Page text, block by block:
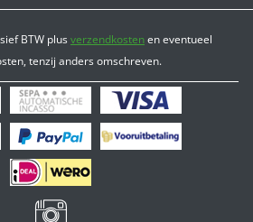
BTW plusverzendkostenen eventueel
tenzij anders omschreven.